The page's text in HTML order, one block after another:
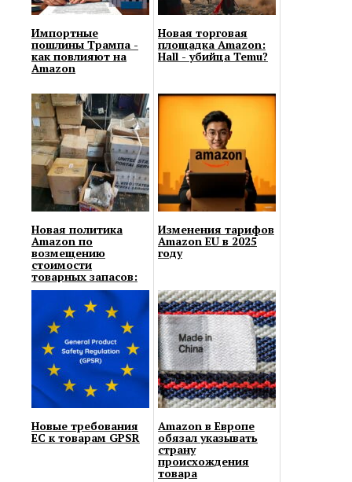
Импортные
пошлины Трампа -
как повлияют на
Amazon
Новая торговая
площадка Amazon:
Hall - убийца Temu?
Новая политика
Amazon по
возмещению
стоимости
товарных запасов:
готовьтесь к
Изменения тарифов
Amazon EU в 2025
году
Новые требования
ЕС к товарам GPSR
Amazon в Европе
обязал указывать
страну
происхождения
товара